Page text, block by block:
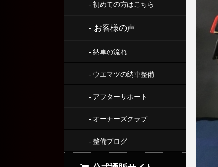
- 初めての方はこちら
- お客様の声
- 納車の流れ
- ウエマツの納車整備
- アフターサポート
- オーナーズクラブ
- 整備ブログ